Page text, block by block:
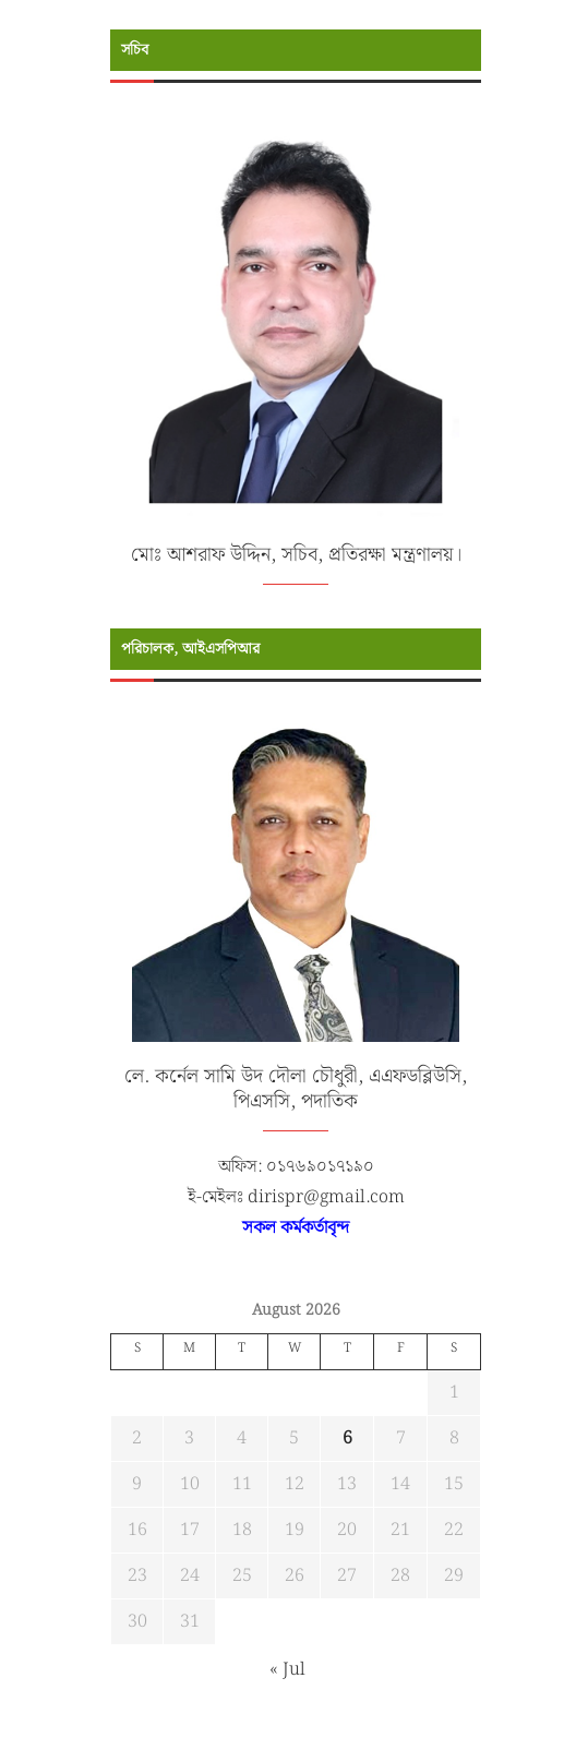
সচিব
মোঃ আশরাফ উদ্দিন, সচিব, প্রতিরক্ষা মন্ত্রণালয়।
পরিচালক, আইএসপিআর
লে. কর্নেল সামি উদ দৌলা চৌধুরী, এএফডব্লিউসি,
পিএসসি, পদাতিক
অফিস: ০১৭৬৯০১৭১৯০
ই-মেইলঃ dirispr@gmail.com
সকল কর্মকর্তাবৃন্দ
August 2026
S M T W T F S
1
2
3 4 5 6 7
8
9
10 11 12 13 14
15
16
17 18 19 20 21
22
23
24 25 26 27 28
29
30
31
« Jul